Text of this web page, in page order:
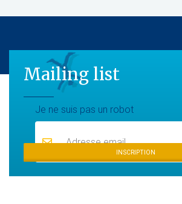
Mailing list
Je ne suis pas un robotMailing list
INSCRIPTION